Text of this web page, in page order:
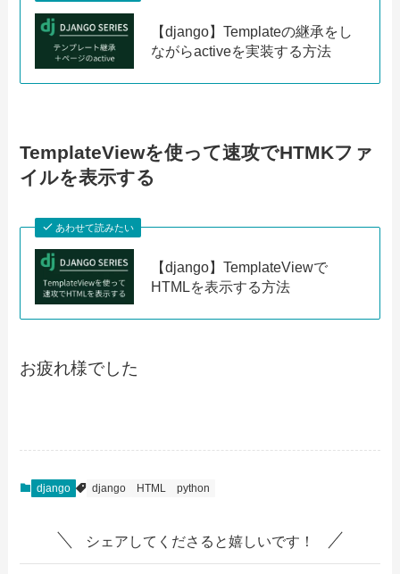
【django】Templateの継承をし
ながらactiveを実装する方法
TemplateViewを使って速攻でHTMKファ
イルを表示する
あわせて読みたい
【django】TemplateViewで
HTMLを表示する方法
お疲れ様でした
django django HTML python
シェアしてくださると嬉しいです！